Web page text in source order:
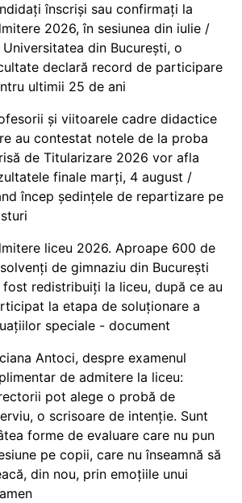
înscriși sau confirmați la
2026, în sesiunea din iulie /
Universitatea din București, o
declară record de participare
ultimii 25 de ani
și viitoarele cadre didactice
au contestat notele de la proba
de Titularizare 2026 vor afla
finale marți, 4 august /
încep ședințele de repartizare pe
liceu 2026. Aproape 600 de
de gimnaziu din București
fost redistribuiți la liceu, după ce au
la etapa de soluționare a
speciale - document
Antoci, despre examenul
de admitere la liceu:
pot alege o probă de
o scrisoare de intenție. Sunt
forme de evaluare care nu pun
pe copii, care nu înseamnă să
din nou, prin emoțiile unui